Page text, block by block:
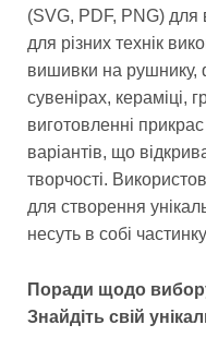
(SVG, PDF, PNG) для
для різних технік
вишивки на рушнику,
сувенірах, кераміці,
виготовленні
варіантів, що
творчості.
для створення
несуть в собі
Поради щодо
Знайдіть свій